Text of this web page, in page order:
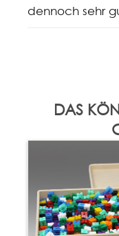
dennoch sehr
DAS